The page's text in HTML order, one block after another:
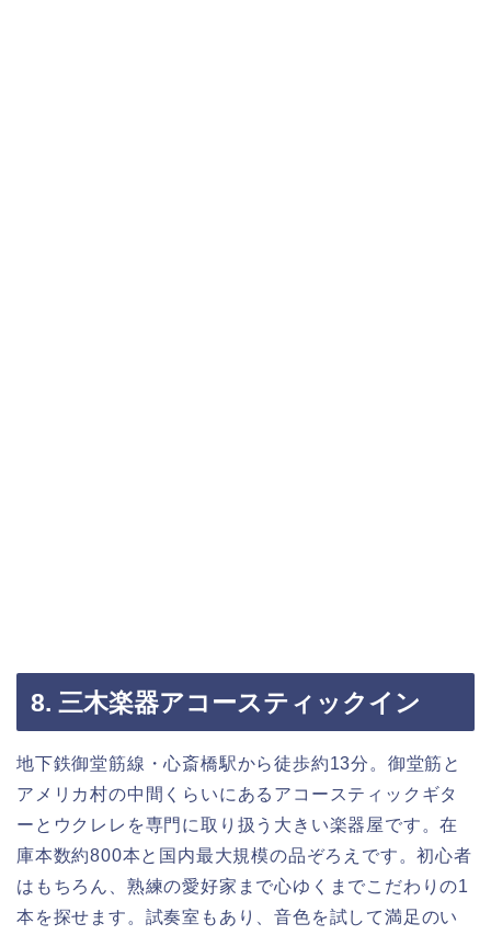
8. 三木楽器アコースティックイン
地下鉄御堂筋線・心斎橋駅から徒歩約13分。御堂筋と
アメリカ村の中間くらいにあるアコースティックギタ
ーとウクレレを専門に取り扱う大きい楽器屋です。在
庫本数約800本と国内最大規模の品ぞろえです。初心者
はもちろん、熟練の愛好家まで心ゆくまでこだわりの1
本を探せます。試奏室もあり、音色を試して満足のい